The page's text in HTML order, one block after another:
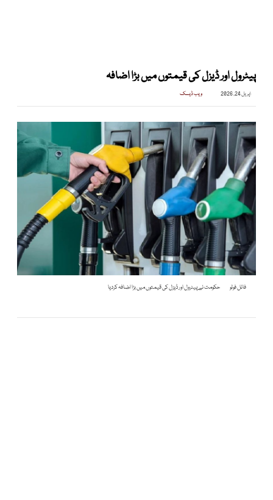
پیٹرول اور ڈیزل کی قیمتوں میں بڑا اضافہ
اپریل 24, 2026 ویب ڈیسک
فائل فوٹو حکومت نے پیٹرول اور ڈیزل کی قیمتوں میں بڑا اضافہ کردیا